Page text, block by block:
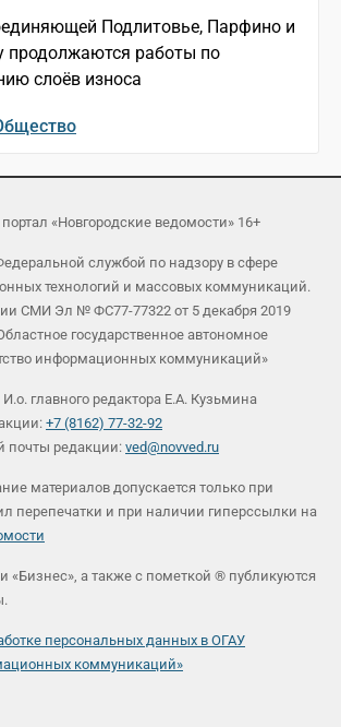
Подлитовье, Парфино и
продолжаются работы по
слоёв износа
«Новгородские ведомости» 16+
службой по надзору в сфере
технологий и массовых коммуникаций.
СМИ Эл № ФС77-77322 от 5 декабря 2019
государственное автономное
информационных коммуникаций»
главного редактора Е.А. Кузьмина
+7 (8162) 77-32-92
почты редакции:ved@novved.ru
материалов допускается только при
перепечатки и при наличии гиперссылки на
«Бизнес», а также с пометкой ® публикуются
персональных данных в ОГАУ
коммуникаций»